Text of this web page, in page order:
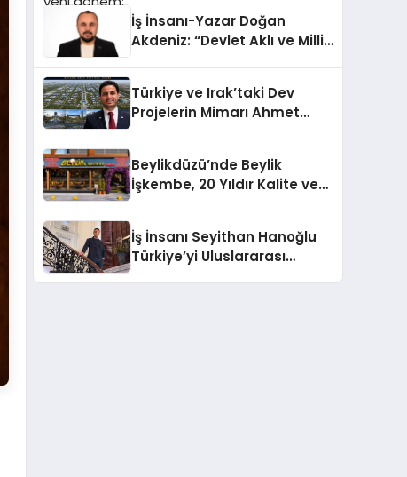
İş İnsanı-Yazar Doğan
Akdeniz: “Devlet Aklı ve Milli
Türkiye ve Irak’taki Dev
Projelerin Mimarı Ahmet
Holding Industrial City”
Projesini Hayata Geçirecek
Beylikdüzü’nde Beylik
İşkembe, 20 Yıldır Kalite ve
İş İnsanı Seyithan Hanoğlu
Türkiye’yi Uluslararası